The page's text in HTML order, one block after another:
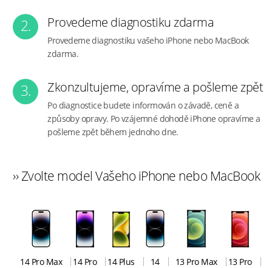
2. Provedeme diagnostiku zdarma
Provedeme diagnostiku vašeho iPhone nebo MacBook
zdarma.
3. Zkonzultujeme, opravíme a pošleme zpět
Po diagnostice budete informován o závadě, ceně a
způsoby opravy. Po vzájemné dohodě iPhone opravíme a
pošleme zpět během jednoho dne.
›› Zvolte model Vašeho iPhone nebo MacBook
14 Pro Max 14 Pro 14 Plus 14 13 Pro Max 13 Pro